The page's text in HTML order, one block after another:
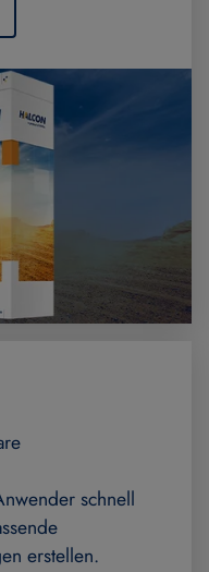
schnell
erstellen.